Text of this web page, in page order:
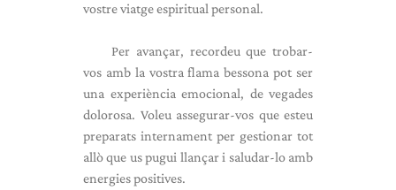
vostre viatge espiritual personal.
Per avançar, recordeu que trobar-
vos amb la vostra flama bessona pot ser
una experiència emocional, de vegades
dolorosa. Voleu assegurar-vos que esteu
preparats internament per gestionar tot
allò que us pugui llançar i saludar-lo amb
energies positives.